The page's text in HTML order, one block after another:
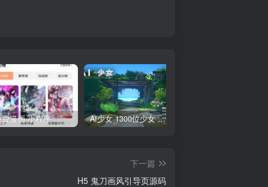
费漫画 小程序 AI少女 1300位少女 捏脸面补数据整合包 总有一位是你想要的
下一篇
H5 鬼刀画风引导页源码